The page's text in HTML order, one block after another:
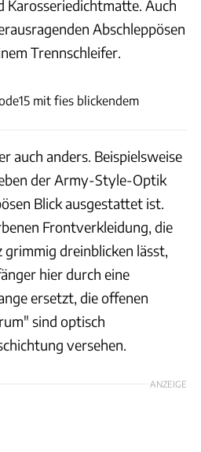
Karosseriedichtmatte. Auch
Abschleppösen
Trennschleifer.
mit fies blickendem
auch anders. Beispielsweise
der Army-Style-Optik
Blick ausgestattet ist.
Frontverkleidung, die
grimmig dreinblicken lässt,
hier durch eine
ersetzt, die offenen
sind optisch
versehen.
ANZEIGE